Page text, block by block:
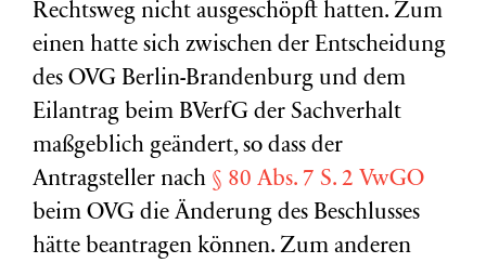
Rechtsweg nicht ausgeschöpft hatten. Zum
einen hatte sich zwischen der Entscheidung
des OVG Berlin-Brandenburg und dem
Eilantrag beim BVerfG der Sachverhalt
maßgeblich geändert, so dass der
Antragsteller nach § 80 Abs. 7 S. 2 VwGO
beim OVG die Änderung des Beschlusses
hätte beantragen können. Zum anderen